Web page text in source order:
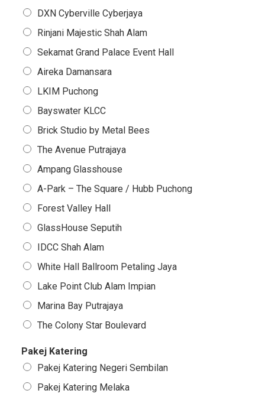
DXN Cyberville Cyberjaya
Rinjani Majestic Shah Alam
Sekamat Grand Palace Event Hall
Aireka Damansara
LKIM Puchong
Bayswater KLCC
Brick Studio by Metal Bees
The Avenue Putrajaya
Ampang Glasshouse
A-Park – The Square / Hubb Puchong
Forest Valley Hall
GlassHouse Seputih
IDCC Shah Alam
White Hall Ballroom Petaling Jaya
Lake Point Club Alam Impian
Marina Bay Putrajaya
The Colony Star Boulevard
Pakej Katering
Pakej Katering Negeri Sembilan
Pakej Katering Melaka